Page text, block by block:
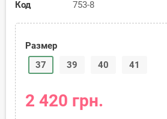
Код
753-8
Размер
37
39 40 41
2 420 грн.